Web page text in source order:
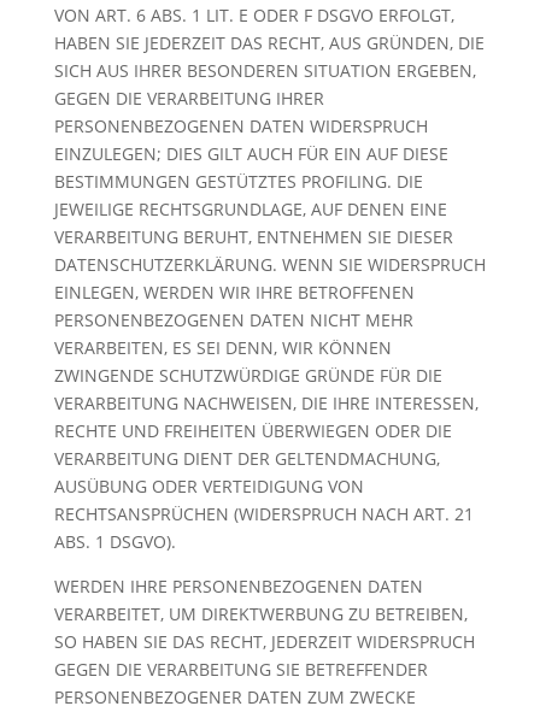
VON ART. 6 ABS. 1 LIT. E ODER F DSGVO ERFOLGT,
HABEN SIE JEDERZEIT DAS RECHT, AUS GRÜNDEN, DIE
SICH AUS IHRER BESONDEREN SITUATION ERGEBEN,
GEGEN DIE VERARBEITUNG IHRER
PERSONENBEZOGENEN DATEN WIDERSPRUCH
EINZULEGEN; DIES GILT AUCH FÜR EIN AUF DIESE
BESTIMMUNGEN GESTÜTZTES PROFILING. DIE
JEWEILIGE RECHTSGRUNDLAGE, AUF DENEN EINE
VERARBEITUNG BERUHT, ENTNEHMEN SIE DIESER
DATENSCHUTZERKLÄRUNG. WENN SIE WIDERSPRUCH
EINLEGEN, WERDEN WIR IHRE BETROFFENEN
PERSONENBEZOGENEN DATEN NICHT MEHR
VERARBEITEN, ES SEI DENN, WIR KÖNNEN
ZWINGENDE SCHUTZWÜRDIGE GRÜNDE FÜR DIE
VERARBEITUNG NACHWEISEN, DIE IHRE INTERESSEN,
RECHTE UND FREIHEITEN ÜBERWIEGEN ODER DIE
VERARBEITUNG DIENT DER GELTENDMACHUNG,
AUSÜBUNG ODER VERTEIDIGUNG VON
RECHTSANSPRÜCHEN (WIDERSPRUCH NACH ART. 21
ABS. 1 DSGVO).
WERDEN IHRE PERSONENBEZOGENEN DATEN
VERARBEITET, UM DIREKTWERBUNG ZU BETREIBEN,
SO HABEN SIE DAS RECHT, JEDERZEIT WIDERSPRUCH
GEGEN DIE VERARBEITUNG SIE BETREFFENDER
PERSONENBEZOGENER DATEN ZUM ZWECKE